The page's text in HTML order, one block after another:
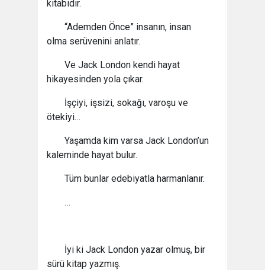
kitabıdır.
“Ademden Önce” insanın, insan
olma serüvenini anlatır.
Ve Jack London kendi hayat
hikayesinden yola çıkar.
İşçiyi, işsizi, sokağı, varoşu ve
ötekiyi…
Yaşamda kim varsa Jack London’un
kaleminde hayat bulur.
Tüm bunlar edebiyatla harmanlanır.
…
İyi ki Jack London yazar olmuş, bir
sürü kitap yazmış.